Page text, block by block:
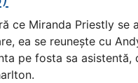
ce Miranda Priestly se
ea se reunește cu
pe fosta sa asistentă,